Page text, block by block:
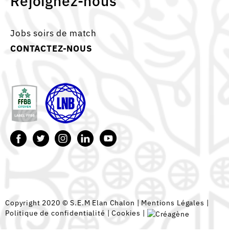
Jobs soirs de match
CONTACTEZ-NOUS
Copyright 2020 © S.E.M Elan Chalon | Mentions Légales |
Politique de confidentialité |Cookies |